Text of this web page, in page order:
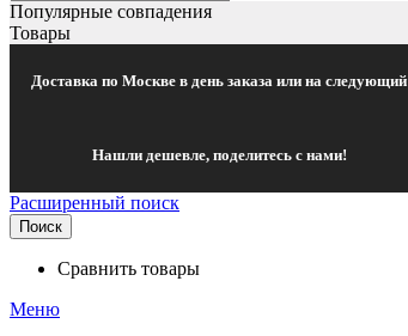
Популярные совпадения
Товары
Доставка по Москве в день заказа или на следующий
Нашли дешевле, поделитесь с нами!
Расширенный поиск
Поиск
Сравнить товары
Меню